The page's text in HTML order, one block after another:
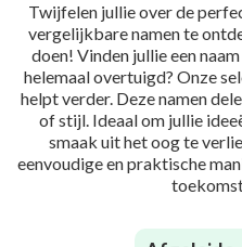
Twijfelen jullie over de
vergelijkbare namen te
doen! Vinden jullie een
helemaal overtuigd? Onze
helpt verder. Deze namen
of stijl. Ideaal om jullie
smaak uit het oog te
eenvoudige en praktische